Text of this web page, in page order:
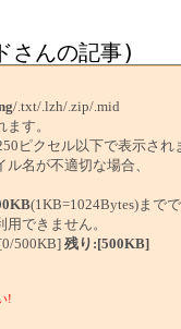
/.txt/.lzh/.zip/.mid
す。
ピクセル以下で表示され
名が不適切な場合、
(1KB=1024Bytes)まで
できません。
500KB] 残り:[500KB]
!